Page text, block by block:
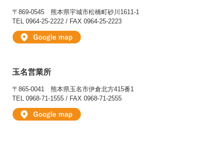
〒869-0545 熊本県宇城市松橋町砂川1611-1
TEL 0964-25-2222 / FAX 0964-25-2223
玉名営業所
〒865-0041 熊本県玉名市伊倉北方415番1
TEL 0968-71-1555 / FAX 0968-71-2555